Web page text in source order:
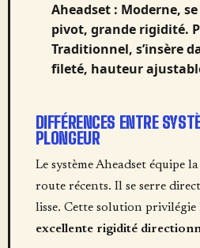
Aheadset : Moderne,
pivot, grande rigidité.
Traditionnel, s’insère
fileté, hauteur
DIFFÉRENCES ENTRE
PLONGEUR
Le système Aheadset équipe
route récents. Il se serre
lisse. Cette solution privilégie
excellente rigidité